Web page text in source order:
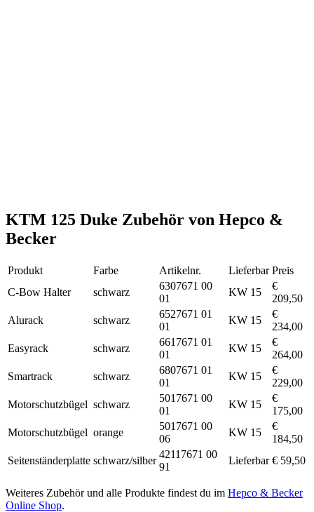
KTM 125 Duke Zubehör von Hepco &
Becker
Produkt Farbe Artikelnr. Lieferbar Preis
C-Bow Halter
schwarz
6307671 00
01
KW 15
€
209,50
Alurack
schwarz
6527671 01
01
KW 15
€
234,00
Easyrack
schwarz
6617671 01
01
KW 15
€
264,00
Smartrack
schwarz
6807671 01
01
KW 15
€
229,00
Motorschutzbügel schwarz
5017671 00
01
KW 15
€
175,00
Motorschutzbügel orange
5017671 00
06
KW 15
€
184,50
Seitenständerplatte schwarz/silber
42117671 00
91
Lieferbar € 59,50
Weiteres Zubehör und alle Produkte findest du im Hepco & Becker
Online Shop.